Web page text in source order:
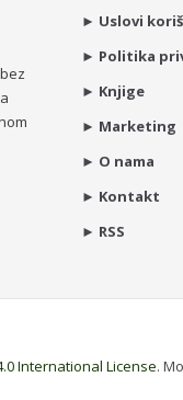
► Uslovi
► Politika
► Knjige
► Marketing
► O nama
► Kontakt
► RSS
International License.